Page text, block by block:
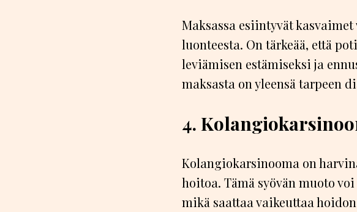
Maksassa esiintyvät
luonteesta. On tärkeää, että
leviämisen estämiseksi ja
maksasta on yleensä tarpeen
4.
Kolangiokarsinooma on
hoitoa. Tämä syövän muoto
mikä saattaa vaikeuttaa